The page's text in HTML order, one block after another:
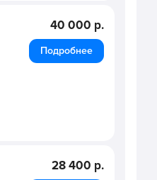
40 000 р.
Подробнее
28 400 р.